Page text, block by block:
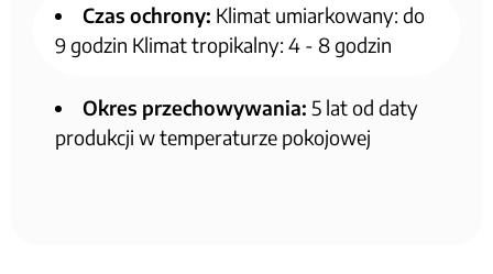
Czas ochrony: Klimat umiarkowany: do
9 godzin Klimat tropikalny: 4 - 8 godzin
Okres przechowywania: 5 lat od daty
produkcji w temperaturze pokojowej